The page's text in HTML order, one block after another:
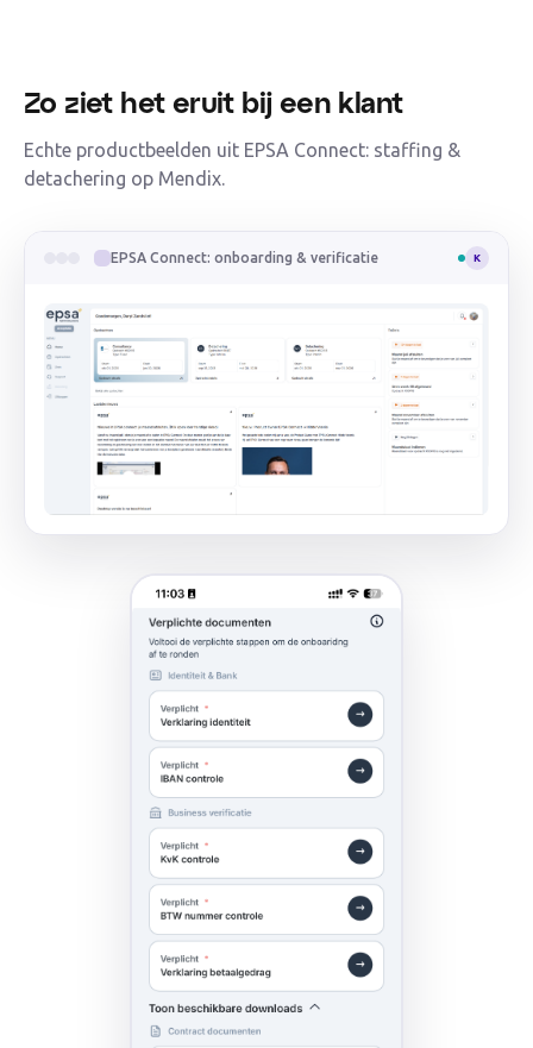
Zo ziet het eruit bij een klant
Echte productbeelden uit EPSA Connect: staffing &
detachering op Mendix.
EPSA Connect: onboarding & verificatie K